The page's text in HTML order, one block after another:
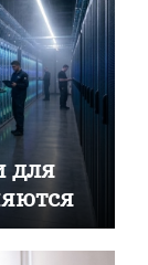
для